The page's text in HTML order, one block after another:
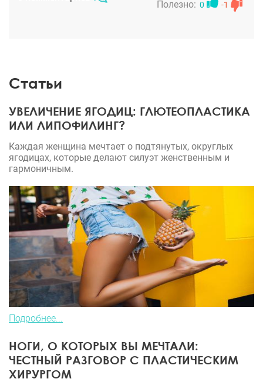
Полезно: 0 -1
Статьи
УВЕЛИЧЕНИЕ ЯГОДИЦ: ГЛЮТЕОПЛАСТИКА
ИЛИ ЛИПОФИЛИНГ?
Каждая женщина мечтает о подтянутых, округлых
ягодицах, которые делают силуэт женственным и
гармоничным.
Подробнее...
НОГИ, О КОТОРЫХ ВЫ МЕЧТАЛИ:
ЧЕСТНЫЙ РАЗГОВОР С ПЛАСТИЧЕСКИМ
ХИРУРГОМ